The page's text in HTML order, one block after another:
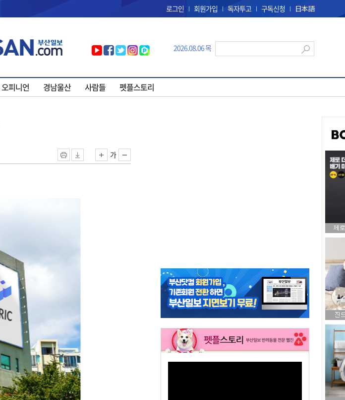
로그인 회원가입 독자투고 구독신청 日本語
2026.08.06 목
오피니언 경남울산 사람들 펫플스토리
가